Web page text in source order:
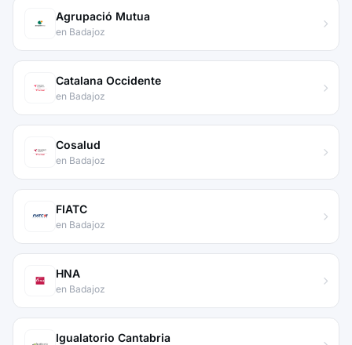
Agrupació Mutua
en Badajoz
Catalana Occidente
en Badajoz
Cosalud
en Badajoz
FIATC
en Badajoz
HNA
en Badajoz
Igualatorio Cantabria